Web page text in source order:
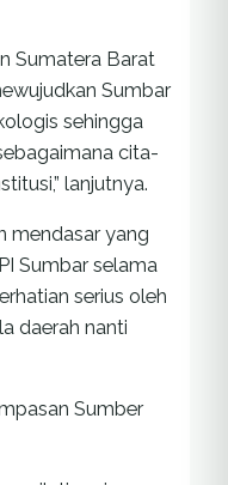
Sumatera Barat
Sumbar
sehingga
cita-
lanjutnya.
mendasar yang
Sumbar selama
serius oleh
daerah nanti
Sumber